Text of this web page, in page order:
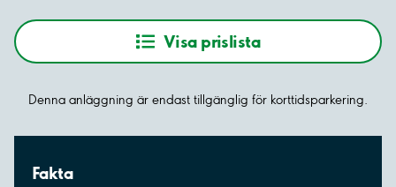
Visa prislista
Denna anläggning är endast tillgänglig för korttidsparkering.
Fakta